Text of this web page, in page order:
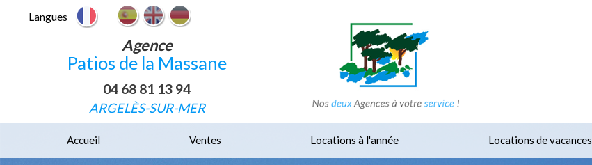
Langues
Agence
Patios de la Massane
04 68 81 13 94
ARGELÈS-SUR-MER
Accueil Ventes Locations à l'année Locations de vacances